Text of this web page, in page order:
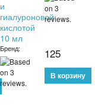
и
гиалуроновой
кислотой
10 мл
Бренд: 125